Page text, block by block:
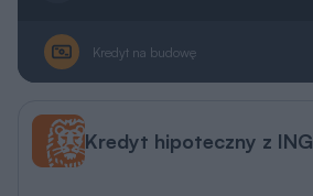
Kredyt na budowę
Kredyt hipoteczny z ING